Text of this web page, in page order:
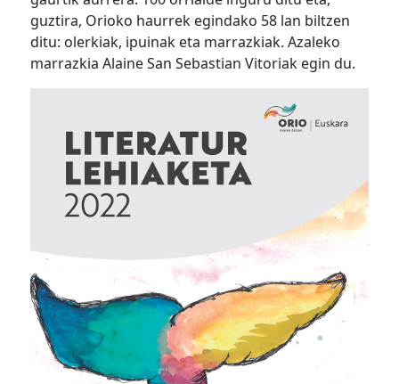
guztira, Orioko haurrek egindako 58 lan biltzen
ditu: olerkiak, ipuinak eta marrazkiak. Azaleko
marrazkia Alaine San Sebastian Vitoriak egin du.